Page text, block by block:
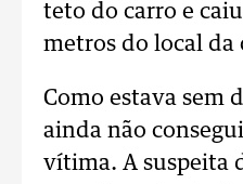
teto do carro e
metros do local da
Como estava sem
ainda não
vítima. A suspeita